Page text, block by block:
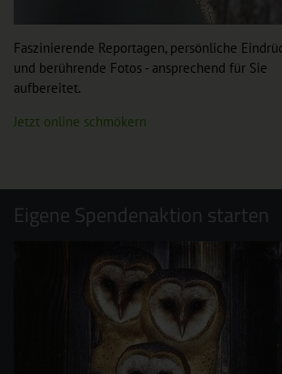
Faszinierende Reportagen, persönliche
und berührende Fotos - ansprechend für Sie
aufbereitet.
Jetzt online schmökern
Eigene Spendenaktion starten